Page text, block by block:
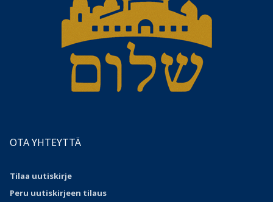
OTA YHTEYTTÄ
Tilaa uutiskirje
Peru uutiskirjeen tilaus